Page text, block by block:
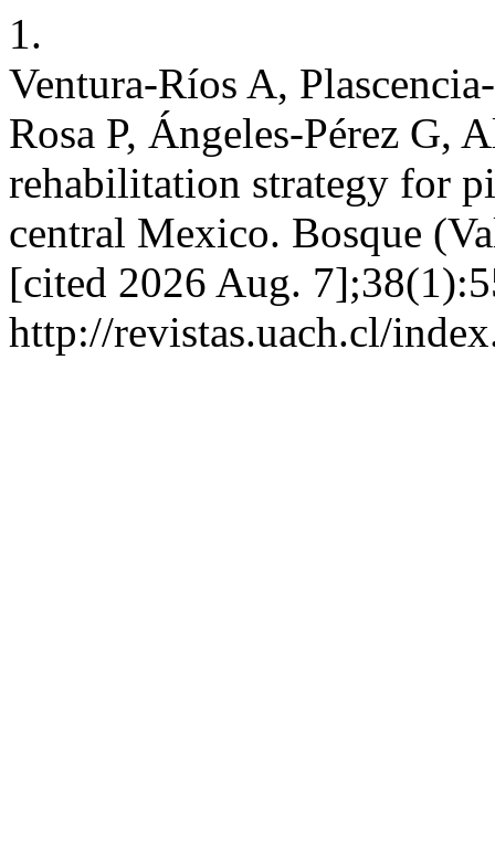
1.
Ventura-Ríos A,
Rosa P, Ángeles-Pérez G,
rehabilitation strategy for
central Mexico. Bosque
[cited 2026 Aug.
http://revistas.uach.cl/